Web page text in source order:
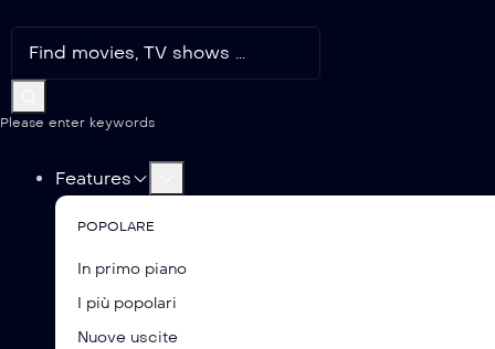
Please enter keywords
Features
POPOLARE
In primo piano
I più popolari
Nuove uscite